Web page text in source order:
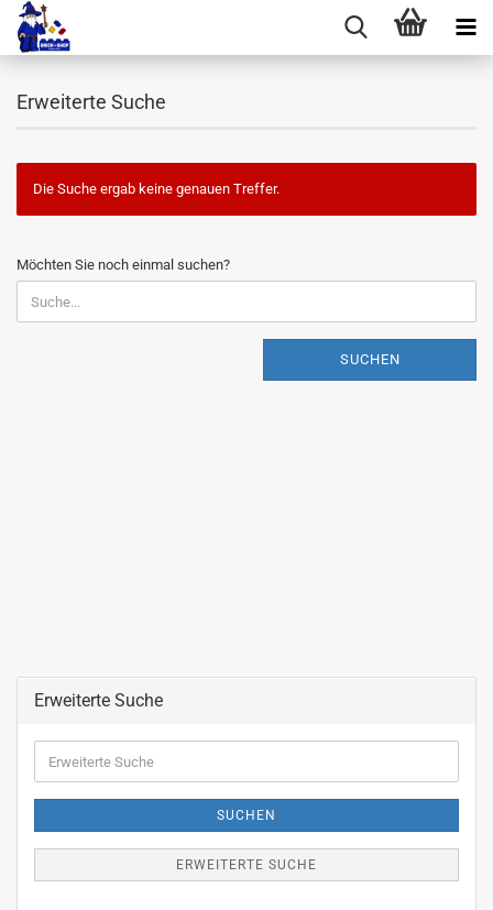
Erweiterte Suche
Die Suche ergab keine genauen Treffer.
MÖCHTEN
SIE
NOCH
EINMAL
Möchten Sie noch einmal suchen?
SUCHEN
Erweiterte Suche
Suche
SUCHEN
ERWEITERTE SUCHE